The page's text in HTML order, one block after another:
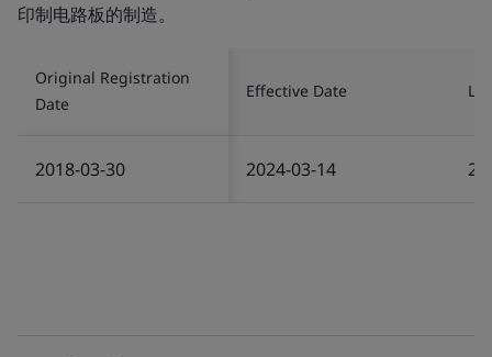
印制电路板的制造。
Original Registration
Date
Effective Date
2018-03-30 2024-03-14